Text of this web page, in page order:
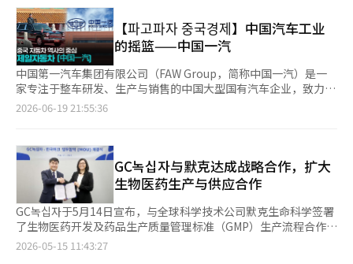
元；其后依次为瑞士（11.9亿美元）、匈牙利（9.1亿美元）、荷
兰（6.4亿美元）和德国（5亿美元）。 企业层面，韩国生物医药企
业赛尔群（Celltrion）表现抢眼。该公司去年生产额达3.23万亿韩
元，同比增长27.6%，成为韩国医药行业首家年生产额突破3万亿
韩元的企业，占全国医药品生产总额的9.5%。 作为韩国生物医药
产业的代表性龙头企业，赛尔群是国内最早布局抗体药物研发与规
模化生产的企业之一，长期为全行业的技术升级提供引领作用。该
企业成立于2002年，随即启动仁川松岛生物医药生产基地建设，
期，韩国本土生物制药投资生态尚不成熟，企业面临较大的资金压
力，但赛尔群仍持续加大生产设施投入，于2005年建成首座年产
能5万升的商业化生产工厂，率先在韩国建立起抗体药物规模化生
产体系。 此后，企业与国际制药巨头百时美施贵宝（Bristol
Myers Squibb）签署长期委托生产协议，顺利通过美国食品药品
监督管理局（FDA）现行药品生产质量管理规范（cGMP）认证，
正式确立其国际级生物制药生产服务商的行业地位。 近年来，赛
尔群依托生物类似药业务积累的研发、生产和销售能力，加快推进
KOSDAQ于1996年设立，旨在为以大企业为主导的韩国经济开辟
风险投资和创新企业成长的新路径，并在亚洲金融危机期间带动了
韩国风险投资热潮，为创新发展奠定了基础。郑恩甫指出，尽管韩
国资本市场持续繁荣，中小企业与大企业、KOSDAQ与KOSPI协同
发展的格局仍未真正形成。他表示，韩国交易所将推进KOSDAQ市
场结构改革，重建更加透明、公平的市场秩序。 韩国交易所
KOSDAQ市场总部常务崔智友（音）当天介绍KOSDAQ过去30年的
发展成果及未来规划。数据显示，KOSDAQ市场自成立以来实现了
民币306亿元）增长至今年1月首次突破600万亿韩元；上市公司数
量由开市初期的341家增至去年末的1827家，自2018年以来已连
续8年每年新增上市企业超过100家。 与此同时，融资功能持续增
强。截至去年年底，KOSDAQ上市公司通过首次公开募股（IPO）
累计融资43.2万亿韩元，通过增发融资45.9万亿韩元，累计融资规
模达到89万亿韩元。上市公司经营业绩也明显改善。去年KOSDAQ
上市公司实现营业收入297万亿韩元、营业利润11.7万亿韩元、净
利润5.2万亿韩元，同比分别增长8.8%、21.9%和52.9%。此外，
【파고파자 중국경제】中国汽车工业
的摇篮——中国一汽
中国第一汽车集团有限公司（FAW Group，简称中国一汽）是一
家专注于整车研发、生产与销售的中国大型国有汽车企业，致力于
为全球消费者提供乘用车、商用车及新能源汽车产品与服务。公司
摇篮”，在传统燃油车、新能源汽车及智能网联汽车领域持续推进
技术创新与产业升级。
2026-06-19 21:55:36
GC녹십자与默克达成战略合作，扩大
生物医药生产与供应合作
GC녹십자于5月14日宣布，与全球科学技术公司默克生命科学签署
了生物医药开发及药品生产质量管理标准（GMP）生产流程合作的
战略合作协议（MOU）。 签约仪式在首尔江南区的韩国默克总部
2026-05-15 11:43:27